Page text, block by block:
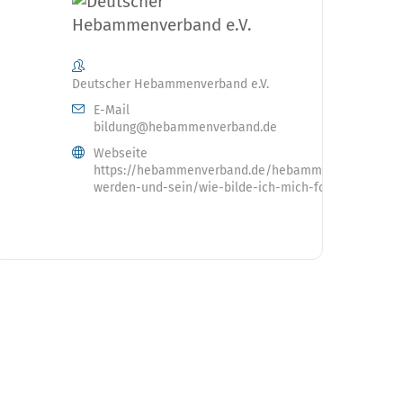
Deutscher Hebammenverband e.V.
E-Mail
bildung@hebammenverband.de
Webseite
https://hebammenverband.de/hebamme-
werden-und-sein/wie-bilde-ich-mich-fort